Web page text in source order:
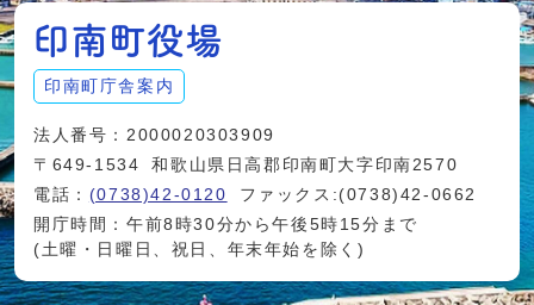
印南町庁舎案内
法人番号：2000020303909
〒649-1534
和歌山県日高郡印南町大字印南2570
電話： (0738)42-0120
ファックス:(0738)42-0662
開庁時間：午前8時30分から午後5時15分まで
(土曜・日曜日、祝日、年末年始を除く)